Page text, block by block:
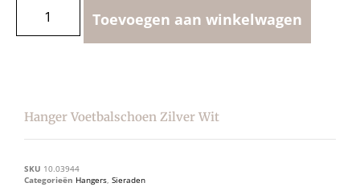
Toevoegen aan winkelwagen
Hanger Voetbalschoen Zilver Wit
SKU 10.03944
Categorieën Hangers, Sieraden